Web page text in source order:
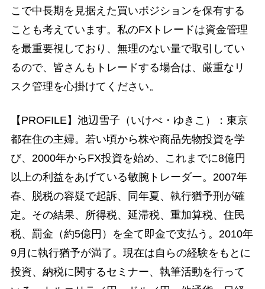
こで中長期を見据えた買いポジションを保有する
ことも考えています。私のFXトレードは資金管理
を最重要視しており、無理のない量で取引してい
るので、皆さんもトレードする場合は、厳重なリ
スク管理を心掛けてください。
【PROFILE】池辺雪子（いけべ・ゆきこ）：東京
都在住の主婦。若い頃から株や商品先物投資を学
び、2000年からFX投資を始め、これまでに8億円
以上の利益をあげている敏腕トレーダー。2007年
春、脱税の容疑で起訴、同年夏、執行猶予刑が確
定。その結果、所得税、延滞税、重加算税、住民
税、罰金（約5億円）を全て即金で支払う。2010年
9月に執行猶予が満了。現在は自らの経験をもとに
投資、納税に関するセミナー、執筆活動を行って